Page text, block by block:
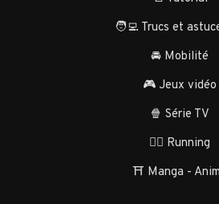
🧑‍💻 Trucs et
🚘 Mobilité
🎮 Jeux vidéo
🍿 Série TV
🏃‍♂️ Running
⛩️ Manga -